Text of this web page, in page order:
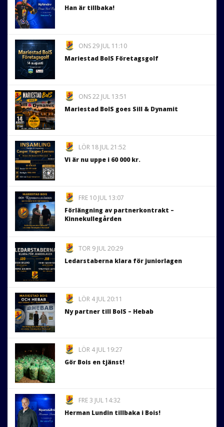
Han är tillbaka!
ONS 29 JUL 11:10
Mariestad BoIS Företagsgolf
ONS 22 JUL 13:51
Mariestad BoIS goes Sill & Dynamit
LÖR 18 JUL 21:52
Vi är nu uppe i 60 000 kr.
FRE 10 JUL 13:07
Förlängning av partnerkontrakt –
Kinnekullegården
TOR 9 JUL 20:29
Ledarstaberna klara för juniorlagen
LÖR 4 JUL 20:11
Ny partner till BoIS – Hebab
LÖR 4 JUL 19:27
Gör Bois en tjänst!
FRE 3 JUL 14:32
Herman Lundin tillbaka i Bois!